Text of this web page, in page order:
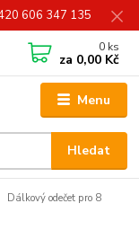
606 347 135
Menu
Hledat
0 ks
za 0,00 Kč
Dálkový odečet pro 8